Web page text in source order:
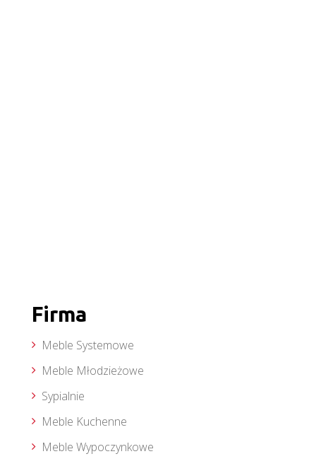
Firma
Meble Systemowe
Meble Młodzieżowe
Sypialnie
Meble Kuchenne
Meble Wypoczynkowe